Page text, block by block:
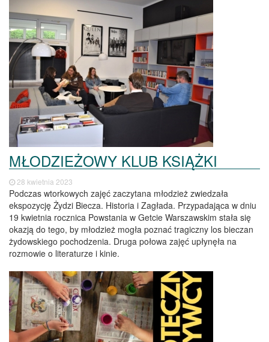
MŁODZIEŻOWY KLUB KSIĄŻKI
28 kwietnia 2023
Podczas wtorkowych zajęć zaczytana młodzież zwiedzała
ekspozycję Żydzi Biecza. Historia i Zagłada. Przypadająca w dniu
19 kwietnia rocznica Powstania w Getcie Warszawskim stała się
okazją do tego, by młodzież mogła poznać tragiczny los bieczan
żydowskiego pochodzenia. Druga połowa zajęć upłynęła na
rozmowie o literaturze i kinie.